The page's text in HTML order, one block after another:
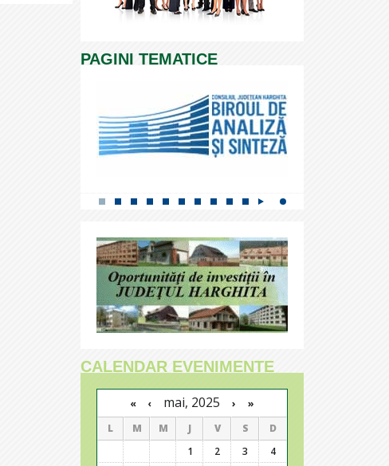
PAGINI TEMATICE
CALENDAR EVENIMENTE
« ‹ mai, 2025 › »
L M M J V S
D
1
2 3
4